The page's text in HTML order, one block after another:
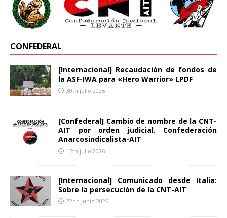
CONFEDERAL
[Internacional] Recaudación de fondos de
la ASF-IWA para «Hero Warrior» LPDF
30th julio 2026
[Confederal] Cambio de nombre de la CNT-
AIT por orden judicial. Confederación
Anarcosindicalista-AIT
15th julio 2026
[Internacional] Comunicado desde Italia:
Sobre la persecución de la CNT-AIT
22nd junio 2026